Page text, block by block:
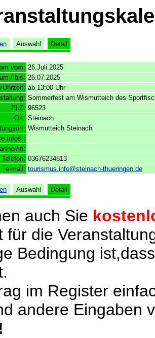
Auswahl Detail
vom: 26.Juli.2025
/ bis: 26.07.2025
Uhrzeit: ab 13:00 Uhr
Sommerfest am Wismutteich des
PLZ: 96523
Ort: Steinach
Wismutteich Steinach
Infos::
in:
Telefon: 03676234813
e-mail: tourismus.info@steinach-thueringen.de
Auswahl Detail
auch Sie
für die
Bedingung
im Register
andere Eingaben